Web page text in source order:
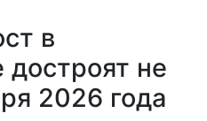
в
достроят не
2026 года